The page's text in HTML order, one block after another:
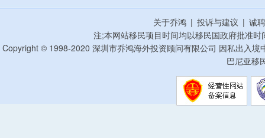
关于乔鸿 | 投诉与建议 | 诚
注;本网站移民项目时间均以移民国政府批准
Copyright © 1998-2020 深圳市乔鸿海外投资顾问有限公司 因私出入
巴尼亚移